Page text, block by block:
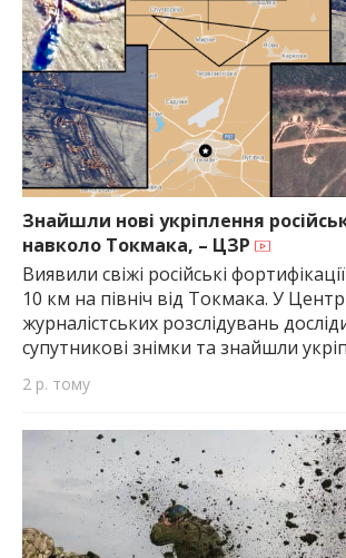
Знайшли нові укріплення
навколо Токмака, – ЦЗР
Виявили свіжі російські
10 км на північ від Токмака. У
журналістських розслідувань
супутникові знімки та знайшли
2 р. тому